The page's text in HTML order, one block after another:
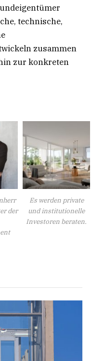
technische,
zusammen
zur konkreten
der
Es werden private
und institutionelle
Investoren beraten.